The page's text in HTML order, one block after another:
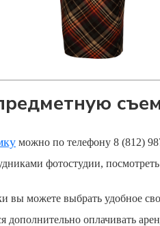
можно по телефону 8 (812)
фотостудии,
вы можете выбрать удобное
дополнительно оплачивать